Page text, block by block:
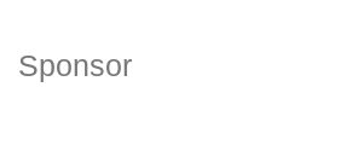
Sponsor